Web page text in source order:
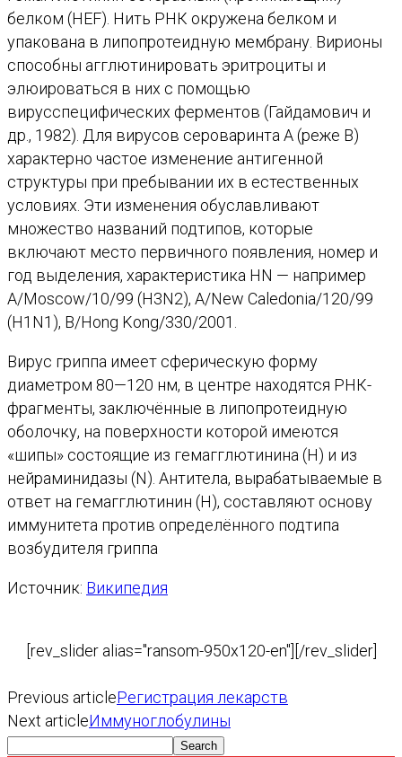
белком (HEF). Нить РНК окружена белком и
упакована в липопротеидную мембрану. Вирионы
способны агглютинировать эритроциты и
элюироваться в них с помощью
вирусспецифических ферментов (Гайдамович и
др., 1982). Для вирусов сероваринта А (реже В)
характерно частое изменение антигенной
структуры при пребывании их в естественных
условиях. Эти изменения обуславливают
множество названий подтипов, которые
включают место первичного появления, номер и
год выделения, характеристика HN — например
A/Moscow/10/99 (H3N2), A/New Caledonia/120/99
(H1N1), B/Hong Kong/330/2001.
Вирус гриппа имеет сферическую форму
диаметром 80—120 нм, в центре находятся РНК-
фрагменты, заключённые в липопротеидную
оболочку, на поверхности которой имеются
«шипы» состоящие из гемагглютинина (H) и из
нейраминидазы (N). Антитела, вырабатываемые в
ответ на гемагглютинин (H), составляют основу
иммунитета против определённого подтипа
возбудителя гриппа
Источник: Википедия
[rev_slider alias="ransom-950x120-en"][/rev_slider]
Previous articleРегистрация лекарств
Next articleИммуноглобулины